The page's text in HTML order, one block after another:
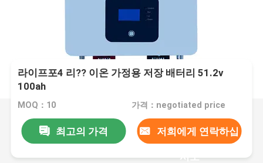
라이프포4 리?? 이온 가정용 저장 배터리 51.2v
100ah
MOQ：10 가격：negotiated price
최고의 가격 저희에게 연락하십
시오